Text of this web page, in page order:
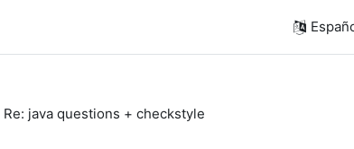
Re: java questions + checkstyle